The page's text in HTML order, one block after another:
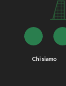
Chi siamo